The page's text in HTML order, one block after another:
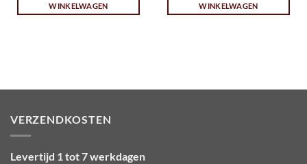
WINKELWAGEN
WINKELWAGEN
VERZENDKOSTEN
Levertijd 1 tot 7 werkdagen